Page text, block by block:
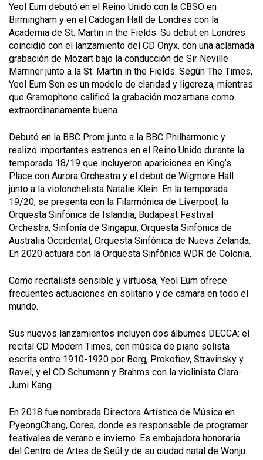
Yeol Eum debutó en el Reino Unido con la CBSO en
Birmingham y en el Cadogan Hall de Londres con la
Academia de St. Martin in the Fields. Su debut en Londres
coincidió con el lanzamiento del CD Onyx, con una aclamada
grabación de Mozart bajo la conducción de Sir Neville
Marriner junto a la St. Martin in the Fields. Según The Times,
Yeol Eum Son es un modelo de claridad y ligereza, mientras
que Gramophone calificó la grabación mozartiana como
extraordinariamente buena.
Debutó en la BBC Prom junto a la BBC Philharmonic y
realizó importantes estrenos en el Reino Unido durante la
temporada 18/19 que incluyeron apariciones en King’s
Place con Aurora Orchestra y el debut de Wigmore Hall
junto a la violonchelista Natalie Klein. En la temporada
19/20, se presenta con la Filarmónica de Liverpool, la
Orquesta Sinfónica de Islandia, Budapest Festival
Orchestra, Sinfonía de Singapur, Orquesta Sinfónica de
Australia Occidental, Orquesta Sinfónica de Nueva Zelanda.
En 2020 actuará con la Orquesta Sinfónica WDR de Colonia.
Como recitalista sensible y virtuosa, Yeol Eum ofrece
frecuentes actuaciones en solitario y de cámara en todo el
mundo.
Sus nuevos lanzamientos incluyen dos álbumes DECCA: el
recital CD Modern Times, con música de piano solista
escrita entre 1910-1920 por Berg, Prokofiev, Stravinsky y
Ravel, y el CD Schumann y Brahms con la violinista Clara-
Jumi Kang.
En 2018 fue nombrada Directora Artística de Música en
PyeongChang, Corea, donde es responsable de programar
festivales de verano e invierno. Es embajadora honoraria
del Centro de Artes de Seúl y de su ciudad natal de Wonju.